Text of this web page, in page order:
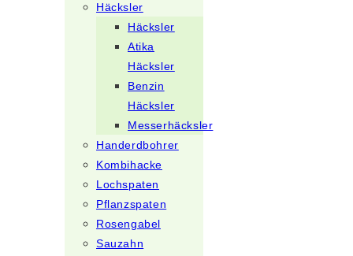
Häcksler
Häcksler
Atika
Häcksler
Benzin
Häcksler
Messerhäcksler
Handerdbohrer
Kombihacke
Lochspaten
Pflanzspaten
Rosengabel
Sauzahn